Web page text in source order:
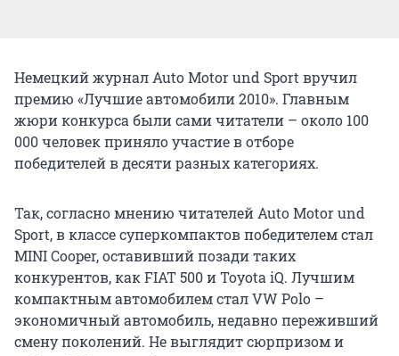
Немецкий журнал Auto Motor und Sport вручил
премию «Лучшие автомобили 2010». Главным
жюри конкурса были сами читатели – около 100
000 человек приняло участие в отборе
победителей в десяти разных категориях.
Так, согласно мнению читателей Auto Motor und
Sport, в классе суперкомпактов победителем стал
MINI Cooper, оставивший позади таких
конкурентов, как FIAT 500 и Toyota iQ. Лучшим
компактным автомобилем стал VW Polo –
экономичный автомобиль, недавно переживший
смену поколений. Не выглядит сюрпризом и